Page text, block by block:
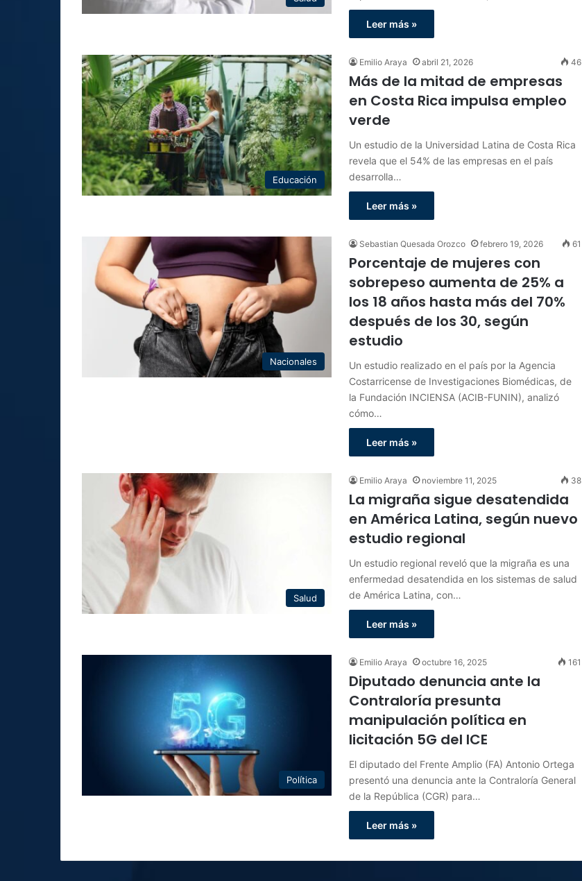
Leer más »
Educación
Emilio Araya abril 21, 2026 46
Más de la mitad de empresas
en Costa Rica impulsa empleo
verde
Un estudio de la Universidad Latina de Costa Rica
revela que el 54% de las empresas en el país
desarrolla…
Leer más »
Nacionales
Sebastian Quesada Orozco febrero 19, 2026 61
Porcentaje de mujeres con
sobrepeso aumenta de 25% a
los 18 años hasta más del 70%
después de los 30, según
estudio
Un estudio realizado en el país por la Agencia
Costarricense de Investigaciones Biomédicas, de
la Fundación INCIENSA (ACIB-FUNIN), analizó
cómo…
Leer más »
Salud
Emilio Araya noviembre 11, 2025 38
La migraña sigue desatendida
en América Latina, según nuevo
estudio regional
Un estudio regional reveló que la migraña es una
enfermedad desatendida en los sistemas de salud
de América Latina, con…
Leer más »
Política
Emilio Araya octubre 16, 2025 161
Diputado denuncia ante la
Contraloría presunta
manipulación política en
licitación 5G del ICE
El diputado del Frente Amplio (FA) Antonio Ortega
presentó una denuncia ante la Contraloría General
de la República (CGR) para…
Leer más »